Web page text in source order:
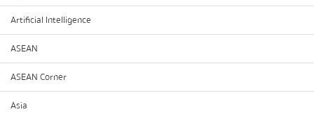
Artificial Intelligence
ASEAN
ASEAN Corner
Asia